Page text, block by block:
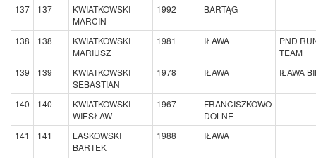
137 137
KWIATKOWSKI
MARCIN
1992 BARTĄG
138 138
KWIATKOWSKI
MARIUSZ
1981 IŁAWA
PND
TEAM
139
139
KWIATKOWSKI
SEBASTIAN
1978 IŁAWA IŁAWA
140 140
KWIATKOWSKI
WIESŁAW
1967
FRANCISZKOWO
DOLNE
141
141
LASKOWSKI
BARTEK
1988 IŁAWA